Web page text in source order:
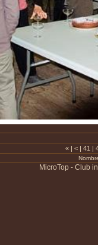
« | < | 41 |
MicroTop - Club